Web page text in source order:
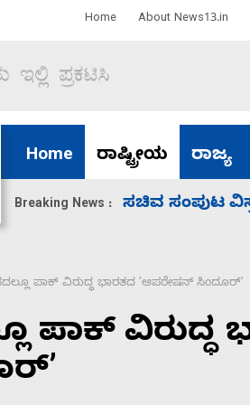
Home About News13.in
Home ರಾಷ್ಟ್ರೀಯ ರಾಜ್ಯ
Breaking News : ‘ಕಳೆದ 3-4
ಪಾಕ್ ವಿರುದ್ಧ ಭಾರತದ ʼಆಪರೇಷನ್‌ ಸಿಂದೂರ್‌ʼ
ಪಾಕ್ ವಿರುದ್ಧ